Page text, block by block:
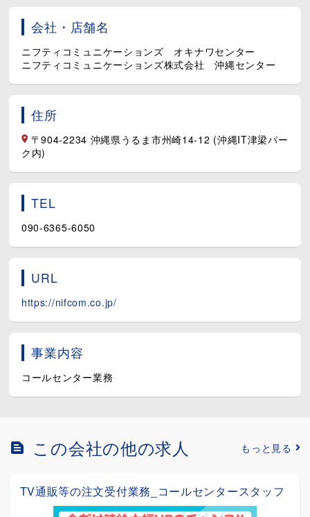
「人間関係が良い」
「長く続けられる」
そんな声が集まる職場で、
新しい一歩を踏み出してみませんか？
会社・店舗名
ニフティコミュニケーションズ オキナワセンター
ニフティコミュニケーションズ株式会社 沖縄センター
住所
〒904-2234 沖縄県うるま市州崎14-12 (沖縄IT津梁パー
ク内)
TEL
090-6365-6050
URL
https://nifcom.co.jp/
事業内容
コールセンター業務
この会社の他の求人 もっと見る
お洋服や雑貨など通販注文受付／コールセンター受